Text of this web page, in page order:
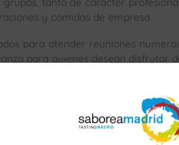
y comidas de empresa.
para atender reuniones
para quienes desean disfrutar